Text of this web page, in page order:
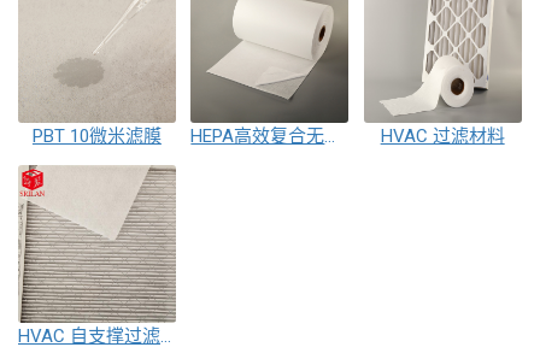
PBT 10微米滤膜 HEPA高效复合无纺布 HVAC 过滤材料